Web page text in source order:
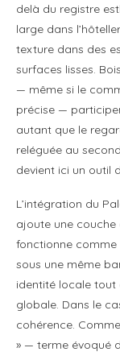
delà du registre
large dans
texture dans des
surfaces lisses.
— même si le
précise —
autant que le
reléguée au
devient ici un outil
L’intégration du
ajoute une
fonctionne comme
sous une même
identité locale tout
globale. Dans le
cohérence.
» — terme évoqué